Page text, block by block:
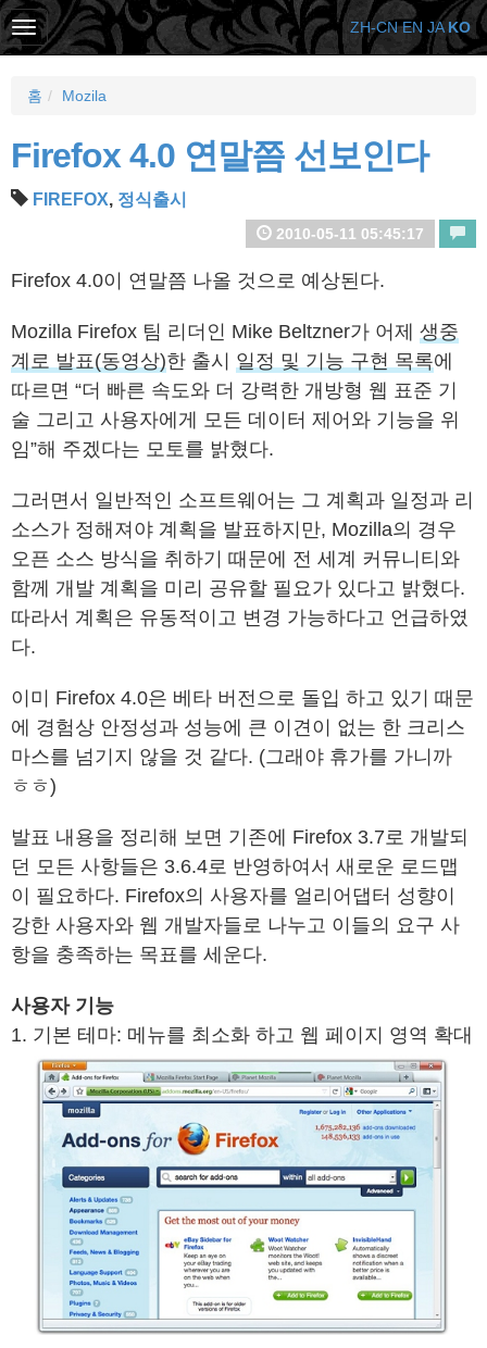
홈 Mozila
Firefox 4.0 연말쯤 선보인다
FIREFOX, 정식출시
2010-05-11 05:45:17
Firefox 4.0이 연말쯤 나올 것으로 예상된다.
Mozilla Firefox 팀 리더인 Mike Beltzner가 어제 생중
계로 발표(동영상)한 출시 일정 및 기능 구현 목록에
따르면 “더 빠른 속도와 더 강력한 개방형 웹 표준 기
술 그리고 사용자에게 모든 데이터 제어와 기능을 위
임”해 주겠다는 모토를 밝혔다.
그러면서 일반적인 소프트웨어는 그 계획과 일정과 리
소스가 정해져야 계획을 발표하지만, Mozilla의 경우
오픈 소스 방식을 취하기 때문에 전 세계 커뮤니티와
함께 개발 계획을 미리 공유할 필요가 있다고 밝혔다.
따라서 계획은 유동적이고 변경 가능하다고 언급하였
다.
이미 Firefox 4.0은 베타 버전으로 돌입 하고 있기 때문
에 경험상 안정성과 성능에 큰 이견이 없는 한 크리스
마스를 넘기지 않을 것 같다. (그래야 휴가를 가니까
ㅎㅎ)
발표 내용을 정리해 보면 기존에 Firefox 3.7로 개발되
던 모든 사항들은 3.6.4로 반영하여서 새로운 로드맵
이 필요하다. Firefox의 사용자를 얼리어댑터 성향이
강한 사용자와 웹 개발자들로 나누고 이들의 요구 사
항을 충족하는 목표를 세운다.
사용자 기능
1. 기본 테마: 메뉴를 최소화 하고 웹 페이지 영역 확대
ZH-CN EN JA KO